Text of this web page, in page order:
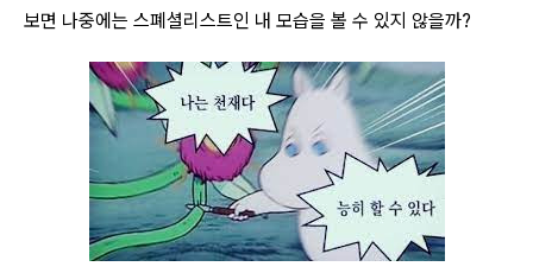
보면 나중에는 스폐셜리스트인 내 모습을 볼 수 있지 않을까?